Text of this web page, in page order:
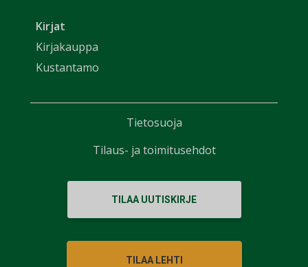
Kirjat
Kirjakauppa
Kustantamo
TILAA UUTISKIRJE
TILAA LEHTI
Tietosuoja
Tilaus- ja toimitusehdot